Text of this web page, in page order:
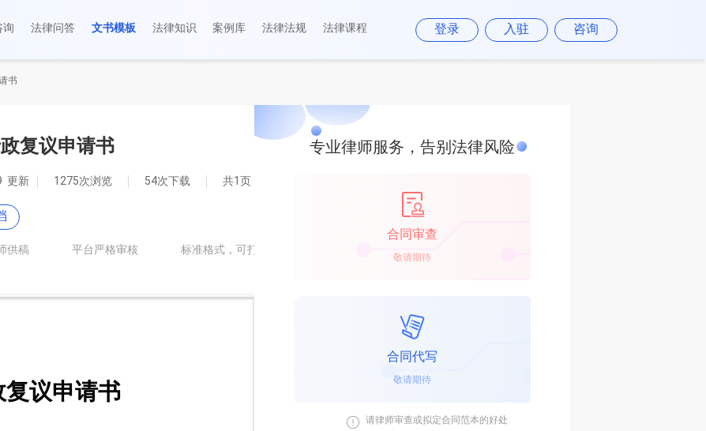
询 法律问答 文书模板 法律知识 案例库 法律法规 法律课程 登录 入驻 咨询
书
复议申请书
更新 1275次浏览 54次下载 共1页
供稿 平台严格审核 标准格式，可打印
议申请书
专业律师服务，告别法律风险
合同审查
敬请期待
合同代写
敬请期待
请律师审查或拟定合同范本的好处